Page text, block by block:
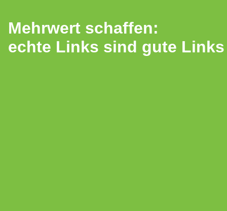
Mehrwert schaffen:
echte Links sind gute Links